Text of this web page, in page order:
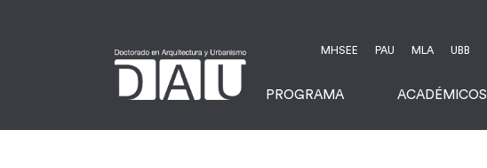
MHSEE PAU MLA UBB
PROGRAMA ACADÉMICOS